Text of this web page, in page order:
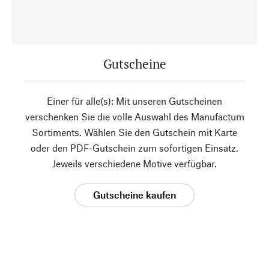
Gutscheine
Einer für alle(s): Mit unseren Gutscheinen
verschenken Sie die volle Auswahl des Manufactum
Sortiments. Wählen Sie den Gutschein mit Karte
oder den PDF-Gutschein zum sofortigen Einsatz.
Jeweils verschiedene Motive verfügbar.
Gutscheine kaufen